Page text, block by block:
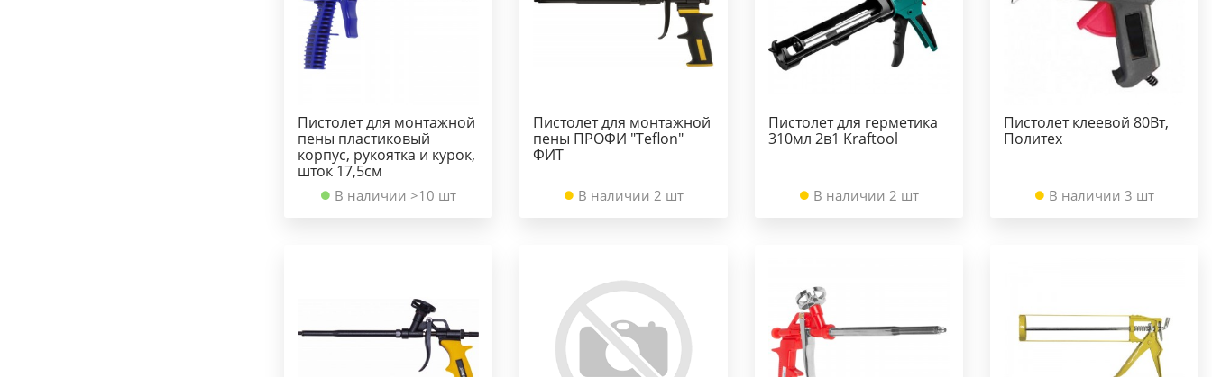
Пистолет для монтажной
пены пластиковый
корпус, рукоятка и курок,
шток 17,5см
В наличии >10 шт
Пистолет для монтажной
пены ПРОФИ "Teflon"
ФИТ
В наличии 2 шт
Пистолет для герметика
310мл 2в1 Kraftool
В наличии 2 шт
Пистолет клеевой 80Вт,
Политех
В наличии 3 шт